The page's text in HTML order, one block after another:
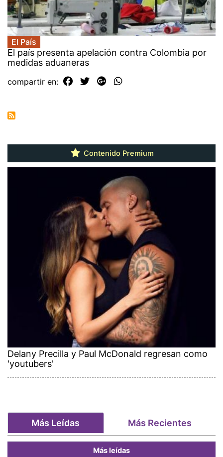
El País
El país presenta apelación contra Colombia por
medidas aduaneras
compartir en:
Contenido Premium
Delany Precilla y Paul McDonald regresan como
'youtubers'
Más Leídas Más Recientes
Más leídas